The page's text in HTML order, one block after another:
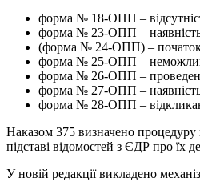
форма № 18-ОПП –
форма № 23-ОПП – наявність
(форма № 24-ОПП) – початок
форма № 25-ОПП –
форма № 26-ОПП –
форма № 27-ОПП – наявність
форма № 28-ОПП –
Наказом 375 визначено процедуру
підставі відомостей з ЄДР про їх
У новій редакції викладено